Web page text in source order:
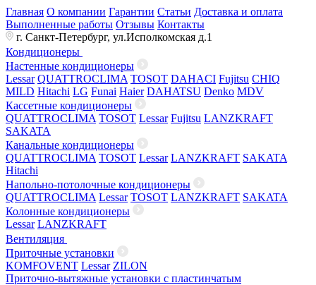
Главная О компании Гарантии Статьи Доставка и оплата
Выполненные работы Отзывы Контакты
г. Санкт-Петербург, ул.Исполкомская д.1
Кондиционеры
Настенные кондиционеры
Lessar QUATTROCLIMA TOSOT DAHACI Fujitsu CHIQ
MILD Hitachi LG Funai Haier DAHATSU Denko MDV
Кассетные кондиционеры
QUATTROCLIMA TOSOT Lessar Fujitsu LANZKRAFT
SAKATA
Канальные кондиционеры
QUATTROCLIMA TOSOT Lessar LANZKRAFT SAKATA
Hitachi
Напольно-потолочные кондиционеры
QUATTROCLIMA Lessar TOSOT LANZKRAFT SAKATA
Колонные кондиционеры
Lessar LANZKRAFT
Вентиляция
Приточные установки
KOMFOVENT Lessar ZILON
Приточно-вытяжные установки с пластинчатым